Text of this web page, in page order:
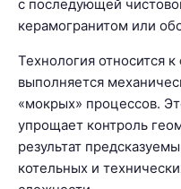
с последующей
керамогранитом или
Технология относится к
выполняется
«мокрых» процессов.
упрощает контроль
результат
котельных и